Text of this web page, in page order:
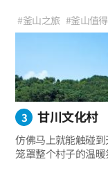
1913年开放的松岛
同时也是拥有100多
虽然在20世纪60至
但进入80年代后却
对拥有天然自然环
在一起，持续进行整
拥有干净的沙滩、
如今已经成为每年吸
#釜山之旅 #釜山值
#松岛海水浴场 #松
3 甘川文化村
仿佛马上就能触碰到
笼罩整个村子的温暖